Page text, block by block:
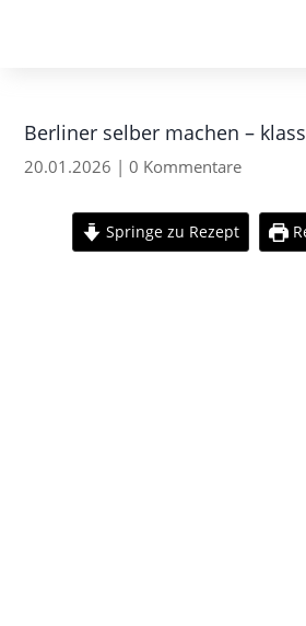
Berliner selber machen –
20.01.2026 |0 Kommentare
Springe zu Rezept